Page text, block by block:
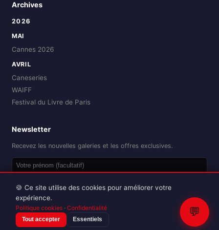
Archives
2026
MAI
Cannes 2026
AVRIL
Caneseries
WAIFF
Festival du Livre de Paris
Newsletter
Recevez les nouvelles galeries et les offres exclusives.
Reproduction interdite sans autorisation.
💬
🍪 Ce site utilise des cookies pour améliorer votre
expérience.
Politique cookies · Confidentialité
Tout accepter Essentiels